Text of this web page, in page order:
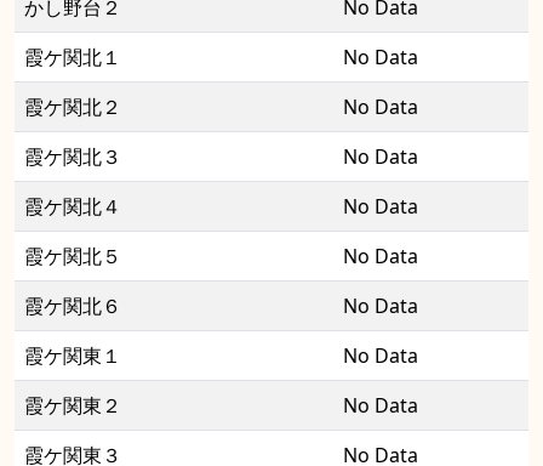
かし野台２
No Data
霞ケ関北１
No Data
霞ケ関北２
No Data
霞ケ関北３
No Data
霞ケ関北４
No Data
霞ケ関北５
No Data
霞ケ関北６
No Data
霞ケ関東１
No Data
霞ケ関東２
No Data
霞ケ関東３
No Data